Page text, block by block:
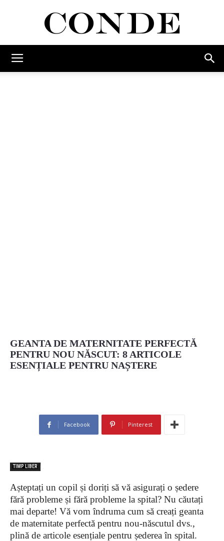
GEANTA DE MATERNITATE PERFECTĂ
PENTRU NOU NĂSCUT: 8 ARTICOLE
ESENȚIALE PENTRU NAȘTERE
Facebook Pinterest
TIMP LIBER
Așteptați un copil și doriți să vă asigurați o ședere
fără probleme și fără probleme la spital? Nu căutați
mai departe! Vă vom îndruma cum să creați geanta
de maternitate perfectă pentru nou-născutul dvs.,
plină de articole esențiale pentru șederea în spital.